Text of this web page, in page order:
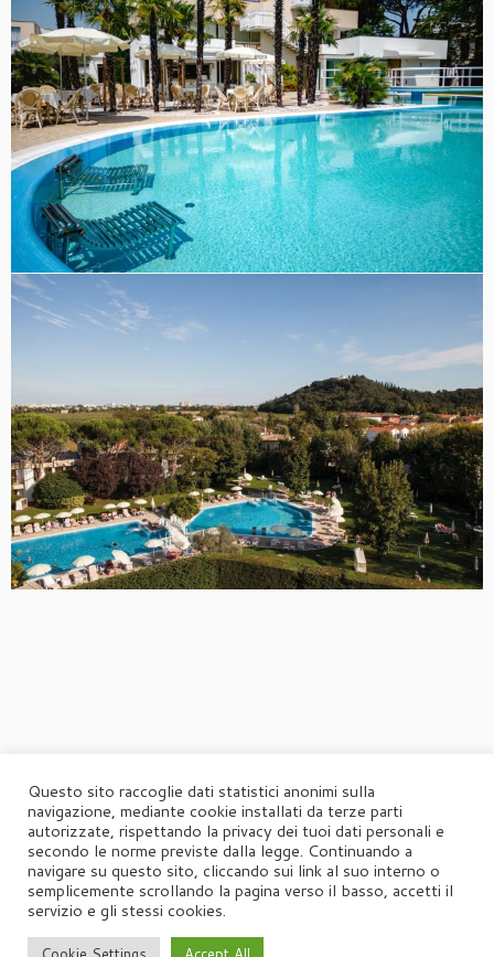
Questo sito raccoglie dati statistici anonimi sulla
navigazione, mediante cookie installati da terze parti
autorizzate, rispettando la privacy dei tuoi dati personali e
secondo le norme previste dalla legge. Continuando a
navigare su questo sito, cliccando sui link al suo interno o
semplicemente scrollando la pagina verso il basso, accetti il
servizio e gli stessi cookies.